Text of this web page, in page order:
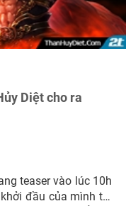
Diệt cho ra
teaser vào lúc 10h
đầu của mình tại